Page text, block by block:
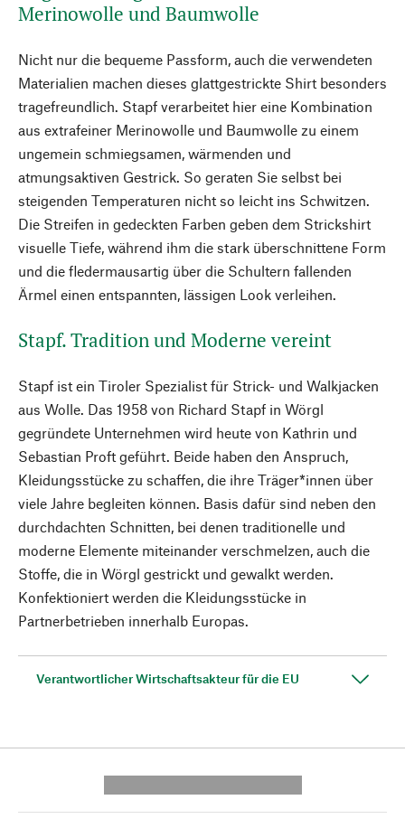
Merinowolle und Baumwolle
Nicht nur die bequeme Passform, auch die verwendeten
Materialien machen dieses glattgestrickte Shirt besonders
tragefreundlich. Stapf verarbeitet hier eine Kombination
aus extrafeiner Merinowolle und Baumwolle zu einem
ungemein schmiegsamen, wärmenden und
atmungsaktiven Gestrick. So geraten Sie selbst bei
steigenden Temperaturen nicht so leicht ins Schwitzen.
Die Streifen in gedeckten Farben geben dem Strickshirt
visuelle Tiefe, während ihm die stark überschnittene Form
und die fledermausartig über die Schultern fallenden
Ärmel einen entspannten, lässigen Look verleihen.
Stapf. Tradition und Moderne vereint
Stapf ist ein Tiroler Spezialist für Strick- und Walkjacken
aus Wolle. Das 1958 von Richard Stapf in Wörgl
gegründete Unternehmen wird heute von Kathrin und
Sebastian Proft geführt. Beide haben den Anspruch,
Kleidungsstücke zu schaffen, die ihre Träger*innen über
viele Jahre begleiten können. Basis dafür sind neben den
durchdachten Schnitten, bei denen traditionelle und
moderne Elemente miteinander verschmelzen, auch die
Stoffe, die in Wörgl gestrickt und gewalkt werden.
Konfektioniert werden die Kleidungsstücke in
Partnerbetrieben innerhalb Europas.
Verantwortlicher Wirtschaftsakteur für die EU